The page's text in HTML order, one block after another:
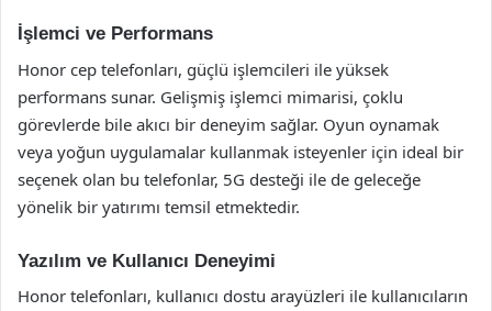
İşlemci ve Performans
Honor cep telefonları, güçlü işlemcileri ile yüksek
performans sunar. Gelişmiş işlemci mimarisi, çoklu
görevlerde bile akıcı bir deneyim sağlar. Oyun oynamak
veya yoğun uygulamalar kullanmak isteyenler için ideal bir
seçenek olan bu telefonlar, 5G desteği ile de geleceğe
yönelik bir yatırımı temsil etmektedir.
Yazılım ve Kullanıcı Deneyimi
Honor telefonları, kullanıcı dostu arayüzleri ile kullanıcıların